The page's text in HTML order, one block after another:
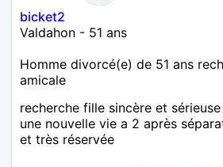
bicket2
Valdahon - 51 ans
Homme divorcé(e) de 51 ans
amicale
recherche fille sincère et
une nouvelle vie a 2 après
et très réservée